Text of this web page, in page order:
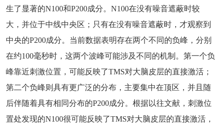
生了显著的N100和P200成分。N100在没有噪音遮蔽时较
大，并位于中线中央区；只有在没有噪音遮蔽时，才观察到
中央的P200成分。当前数据表明存在两个不同的负峰，分别
在约100毫秒时，这两个波峰可能涉及不同的机制。第一个负
峰靠近刺激位置，可能反映了TMS对大脑皮层的直接激活；
第二个负峰则具有更广泛的分布，主要集中在顶区，并且随
后伴随着具有相同分布的P200成分。根据以往文献，刺激位
置处发现的N100很可能反映了TMS对大脑皮层的直接激活，